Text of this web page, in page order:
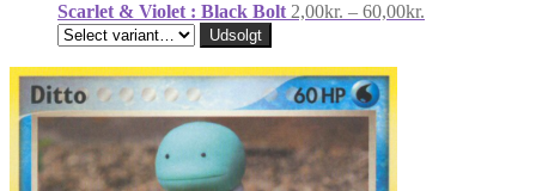
Scarlet & Violet : Black Bolt 2,00kr. – 60,00kr.
Udsolgt